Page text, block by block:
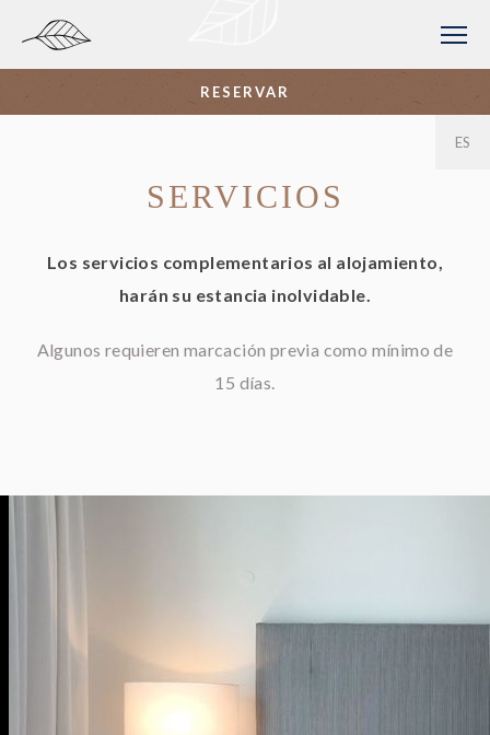
RESERVAR
EN
FR
DE
PT
ES
SERVICIOS
Los servicios complementarios al alojamiento,
harán su estancia inolvidable.
Algunos requieren marcación previa como mínimo de
15 días.